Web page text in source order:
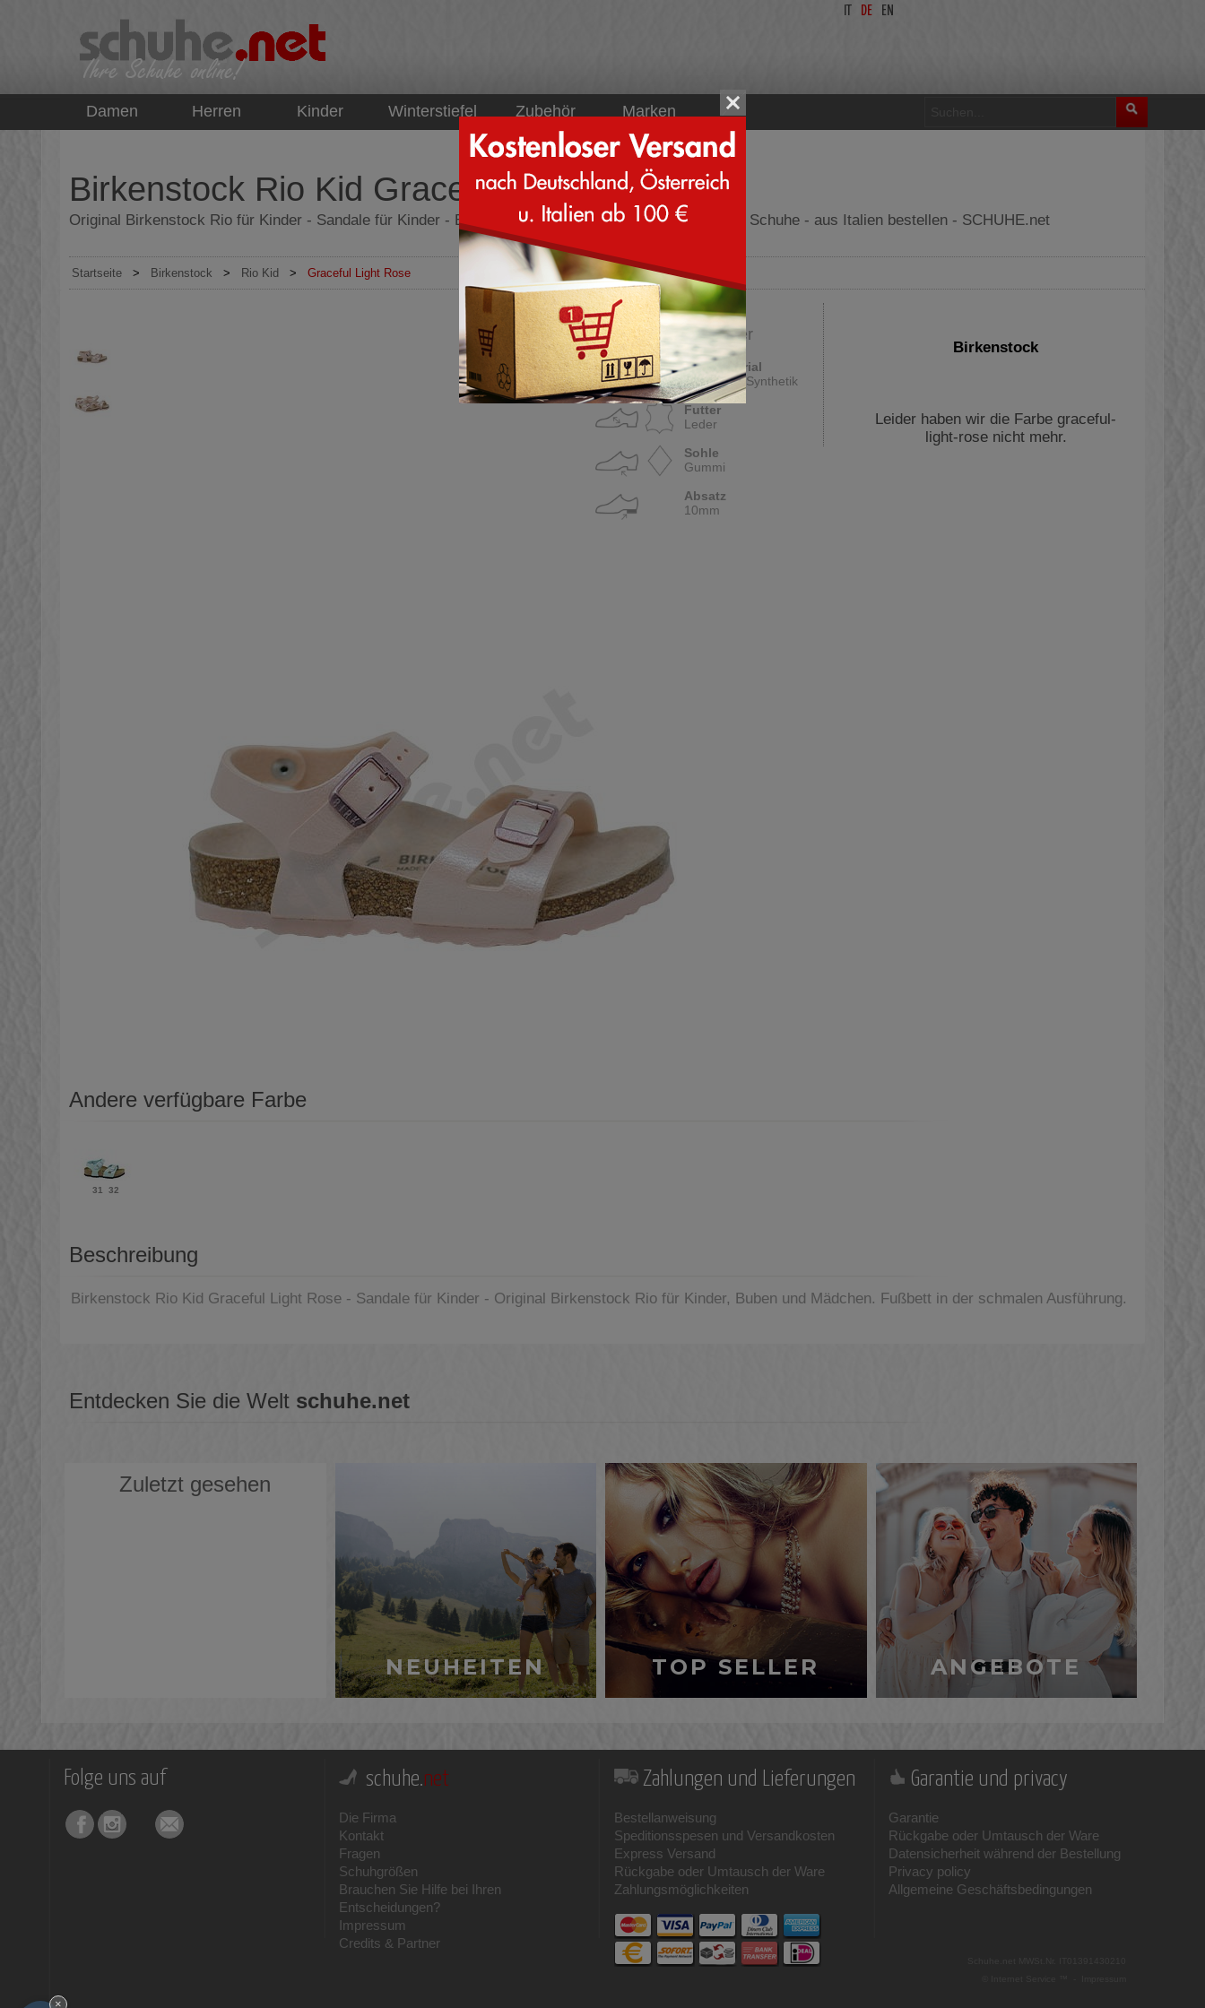
DE EN
Damen Herren Kinder Winterstiefel Zubehör Marken
Birkenstock Rio Kid Graceful Light Rose
Original Birkenstock Rio für Kinder - Sandale für Kinder - Birkenstock Rio Kid - Graceful Light Rose - Schuhe - aus Italien bestellen - SCHUHE.net
Startseite > Birkenstock > Rio Kid > Graceful Light Rose
Sandale für Kinder
Obermaterial
Leder und Synthetik
Futter
Leder
Sohle
Gummi
Absatz
10mm
Birkenstock
Leider haben wir die Farbe graceful-
light-rose nicht mehr.
Andere verfügbare Farbe
31 32
Beschreibung
Birkenstock Rio Kid Graceful Light Rose - Sandale für Kinder - Original Birkenstock Rio für Kinder, Buben und Mädchen. Fußbett in der schmalen Ausführung.
Entdecken Sie die Welt schuhe.net
Zuletzt gesehen
NEUHEITEN TOP SELLER ANGEBOTE
Folge uns auf schuhe.net
Die Firma
Kontakt
Fragen
Schuhgrößen
Brauchen Sie Hilfe bei Ihren
Entscheidungen?
Impressum
Credits & Partner
Zahlungen und Lieferungen
Bestellanweisung
Speditionsspesen und Versandkosten
Express Versand
Rückgabe oder Umtausch der Ware
Zahlungsmöglichkeiten
Garantie und privacy
Garantie
Rückgabe oder Umtausch der Ware
Datensicherheit während der Bestellung
Privacy policy
Allgemeine Geschäftsbedingungen
×